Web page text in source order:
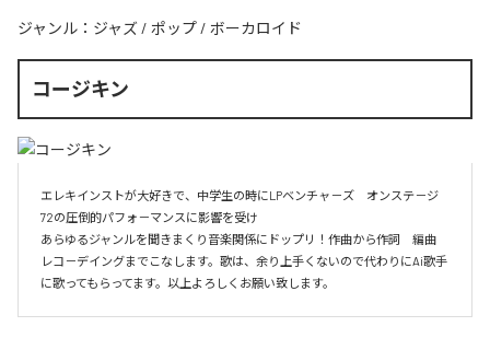
ジャンル： ジャズ / ポップ / ボーカロイド
コージキン
エレキインストが大好きで、中学生の時にLPベンチャ－ズ　オンステ－ジ
72の圧倒的パフォ－マンスに影響を受け
あらゆるジャンルを聞きまくり音楽関係にドップリ！作曲から作詞　編曲
レコ－デイングまでこなします。歌は、余り上手くないので代わりにAi歌手
に歌ってもらってます。以上よろしくお願い致します。